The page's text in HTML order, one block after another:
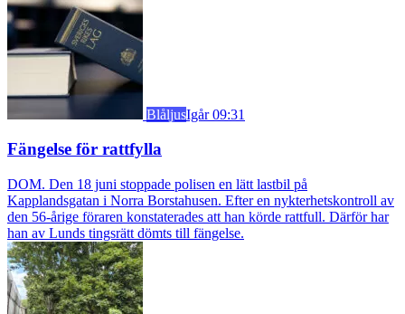
BlåljusIgår 09:31
Fängelse för rattfylla
DOM. Den 18 juni stoppade polisen en lätt lastbil på
Kapplandsgatan i Norra Borstahusen. Efter en nykterhetskontroll av
den 56-årige föraren konstaterades att han körde rattfull. Därför har
han av Lunds tingsrätt dömts till fängelse.